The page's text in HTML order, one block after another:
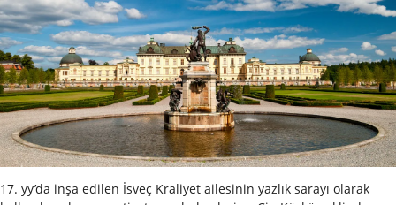
17. yy’da inşa edilen İsveç Kraliyet ailesinin yazlık sarayı olarak